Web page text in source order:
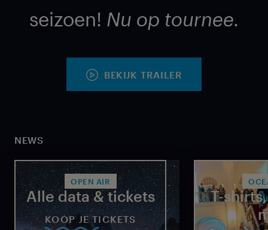
seizoen! Nu op tournee.
BEKIJK TRAILER
NEWS
OPEN AIR
Alle data & tickets
KOOP JE TICKETS
T-